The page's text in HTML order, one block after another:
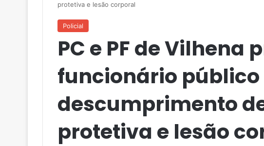
protetiva e lesão corporal
Policial
PC e PF de Vilhena
funcionário
descumprimento
protetiva e lesão